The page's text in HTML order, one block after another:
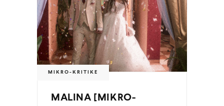
MIKRO-KRITIKE
MALINA [MIKRO-